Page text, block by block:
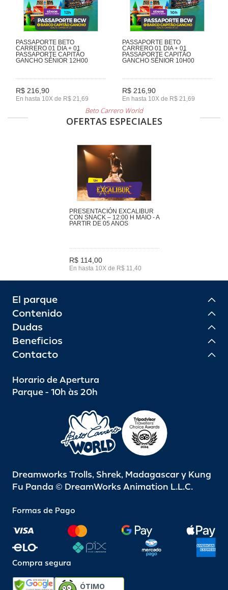
PASSAPORTE BETO
CARRERO 01 DIA + 01
PASSAPORTE CAPITÃO
GANCHO SÊNIOR 12H00
R$ 216,90
En hasta 10X de R$ 21,69
PASSAPORTE BETO
CARRERO 01 DIA + 01
PASSAPORTE CAPITÃO
GANCHO SÊNIOR 10H00
R$ 216,90
En hasta 10X de R$ 21,69
Beto Carrero World
OFERTAS ESPECIALES
PRESENTACIÓN EXCALIBUR
CON SNACK – 12:00 H MAIO - A
PARTIR DE 05 ANOS
R$ 114,00
En hasta 10X de R$ 11,40
El parque
Contenido
Dudas
Beneficios
Contacto
Horario de Apertura
Parque - 10h às 20h
Dreamworks Trolls, Shrek, Madagascar y Kung
Fu Panda © DreamWorks Animation L.L.C.
Formas de Pago
Compra segura
ÓTIMO